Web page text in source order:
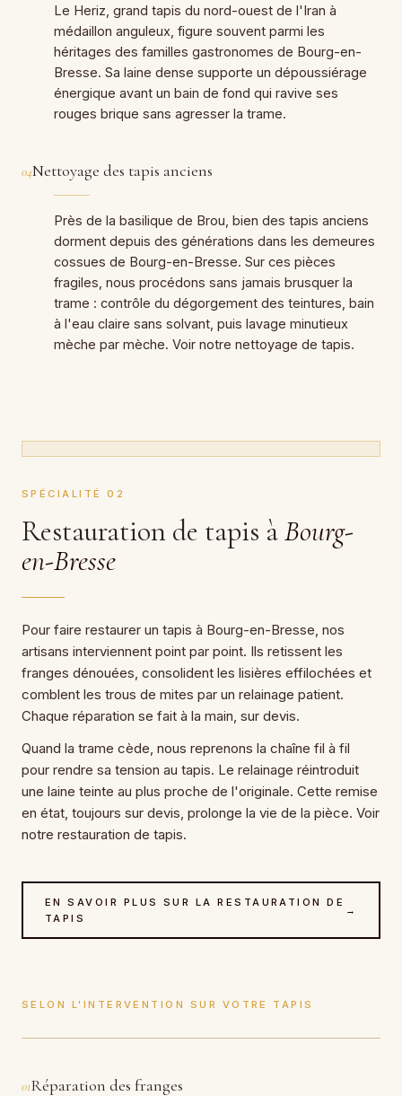
Le Heriz, grand tapis du nord-ouest de l'Iran à
médaillon anguleux, figure souvent parmi les
héritages des familles gastronomes de Bourg-en-
Bresse. Sa laine dense supporte un dépoussiérage
énergique avant un bain de fond qui ravive ses
rouges brique sans agresser la trame.
04Nettoyage des tapis anciens
Près de la basilique de Brou, bien des tapis anciens
dorment depuis des générations dans les demeures
cossues de Bourg-en-Bresse. Sur ces pièces
fragiles, nous procédons sans jamais brusquer la
trame : contrôle du dégorgement des teintures, bain
à l'eau claire sans solvant, puis lavage minutieux
mèche par mèche. Voir notre nettoyage de tapis.
SPÉCIALITÉ 02
Restauration de tapis àBourg-
en-Bresse
Pour faire restaurer un tapis à Bourg-en-Bresse, nos
artisans interviennent point par point. Ils retissent les
franges dénouées, consolident les lisières effilochées et
comblent les trous de mites par un relainage patient.
Chaque réparation se fait à la main, sur devis.
Quand la trame cède, nous reprenons la chaîne fil à fil
pour rendre sa tension au tapis. Le relainage réintroduit
une laine teinte au plus proche de l'originale. Cette remise
en état, toujours sur devis, prolonge la vie de la pièce. Voir
notre restauration de tapis.
EN SAVOIR PLUS SUR LA RESTAURATION DE
TAPIS
→
SELON L'INTERVENTION SUR VOTRE TAPIS
01Réparation des franges